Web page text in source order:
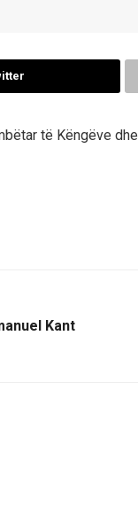
të Këngëve dhe
Kant